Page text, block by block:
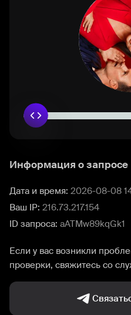
Информация о запросе
Дата и время: 2026-08-08
Ваш IP: 216.73.217.154
ID запроса: aATMw89kqGk1
Если у вас возникли
проверки, свяжитесь со